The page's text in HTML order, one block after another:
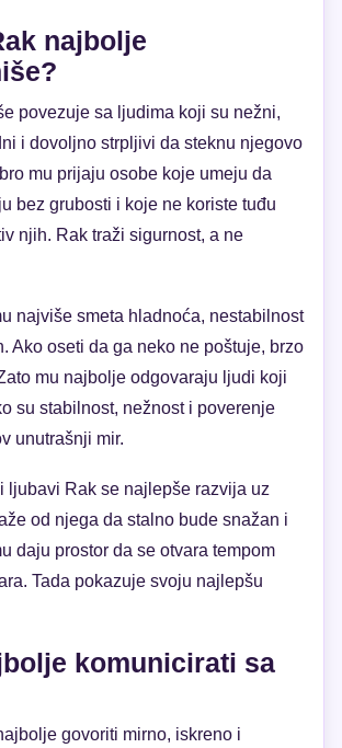
najbolje
povezuje sa ljudima koji su nežni,
i dovoljno strpljivi da steknu njegovo
mu prijaju osobe koje umeju da
bez grubosti i koje ne koriste tuđu
njih. Rak traži sigurnost, a ne
najviše smeta hladnoća, nestabilnost
Ako oseti da ga neko ne poštuje, brzo
mu najbolje odgovaraju ljudi koji
su stabilnost, nežnost i poverenje
unutrašnji mir.
ljubavi Rak se najlepše razvija uz
od njega da stalno bude snažan i
daju prostor da se otvara tempom
Tada pokazuje svoju najlepšu
komunicirati sa
govoriti mirno, iskreno i